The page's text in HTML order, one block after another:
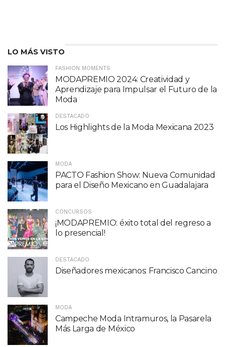
LO MÁS VISTO
FASHION MOMENTS
MODAPREMIO 2024: Creatividad y
Aprendizaje para Impulsar el Futuro de la
Moda
DESTACADO
Los Highlights de la Moda Mexicana 2023
MODA
PACTO Fashion Show: Nueva Comunidad
para el Diseño Mexicano en Guadalajara
CONCURSOS
¡MODAPREMIO: éxito total del regreso a
lo presencial!
DESTACADO
Diseñadores mexicanos: Francisco Cancino
MODA
Campeche Moda Intramuros, la Pasarela
Más Larga de México